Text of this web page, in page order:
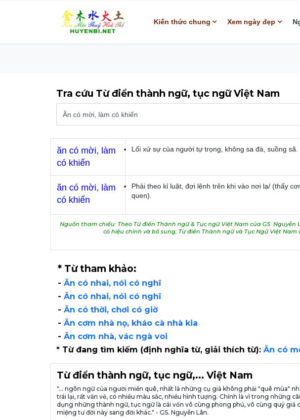
Kiến thức chung Xem ngày đẹp
Tra cứu Từ điển thành ngữ, tục ngữ Việt Nam
ăn có mời, làm
có khiến
Lối xử sự của người tự trọng, không sa đà, suồng sã.
ăn có mời, làm
có khiến
Phải theo kỉ luật, đợi lệnh trên khi vào nơi lạ/ (thấy
quen).
Nguồn tham chiếu: Theo Từ điển Thành ngữ & Tục ngữ Việt Nam của GS. Nguyễn
có hiệu chỉnh và bổ sung; Từ điển Thành ngữ và Tục Ngữ Việt
* Từ tham khảo:
- Ăn có nhai, nói có nghĩ
- Ăn có nhai, nói có nghĩ
- Ăn có thời, chơi có giờ
- Ăn cơm nhà nọ, kháo cà nhà kia
- Ăn cơm nhà, vác ngà voi
* Từ đang tìm kiếm (định nghĩa từ, giải thích từ): Ăn có
Từ điển thành ngữ, tục ngữ,... Việt Nam
"... ngôn ngữ của người miền quê, nhất là những cụ già không phải "quê mùa"
trái lại, rất văn vẻ, có nhiều màu sắc, nhiều hình tượng. Chính là vì trong những
dụng những thành ngữ, tục ngữ là cái vốn vô cùng phong phú, vô cùng quý giá
miệng tư đời này sang đời khác." - GS. Nguyễn Lân.